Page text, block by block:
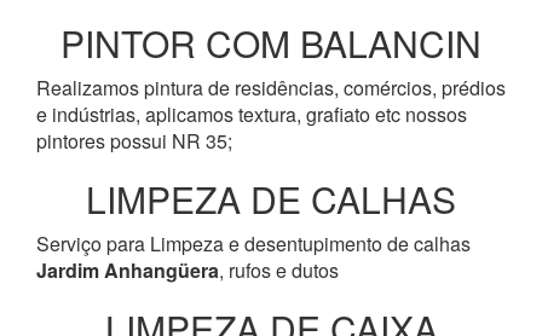
PINTOR COM BALANCIN
Realizamos pintura de residências, comércios, prédios
e indústrias, aplicamos textura, grafiato etc nossos
pintores possui NR 35;
LIMPEZA DE CALHAS
Serviço para Limpeza e desentupimento de calhas
Jardim Anhangüera, rufos e dutos